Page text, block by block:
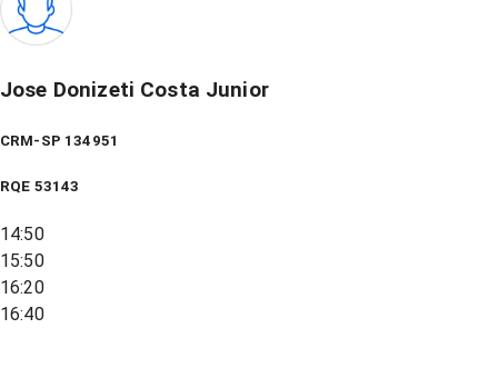
Jose Donizeti Costa Junior
CRM-SP 134951
RQE 53143
14:50
15:50
16:20
16:40